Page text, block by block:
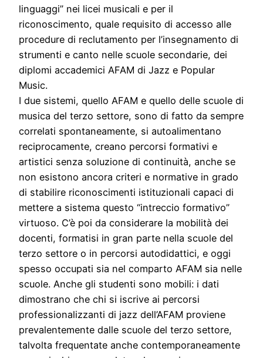
linguaggi” nei licei musicali e per il
riconoscimento, quale requisito di accesso alle
procedure di reclutamento per l’insegnamento di
strumenti e canto nelle scuole secondarie, dei
diplomi accademici AFAM di Jazz e Popular
Music.
I due sistemi, quello AFAM e quello delle scuole di
musica del terzo settore, sono di fatto da sempre
correlati spontaneamente, si autoalimentano
reciprocamente, creano percorsi formativi e
artistici senza soluzione di continuità, anche se
non esistono ancora criteri e normative in grado
di stabilire riconoscimenti istituzionali capaci di
mettere a sistema questo “intreccio formativo”
virtuoso. C’è poi da considerare la mobilità dei
docenti, formatisi in gran parte nella scuole del
terzo settore o in percorsi autodidattici, e oggi
spesso occupati sia nel comparto AFAM sia nelle
scuole. Anche gli studenti sono mobili: i dati
dimostrano che chi si iscrive ai percorsi
professionalizzanti di jazz dell’AFAM proviene
prevalentemente dalle scuole del terzo settore,
talvolta frequentate anche contemporaneamente